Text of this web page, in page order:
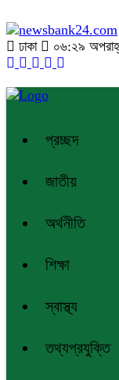
ঢাকা ০৬:২৯
প্রচ্ছদ
জাতীয়
অর্থনীতি
শিক্ষা
স্বাস্থ্য
তথ্যপ্রযুক্তি